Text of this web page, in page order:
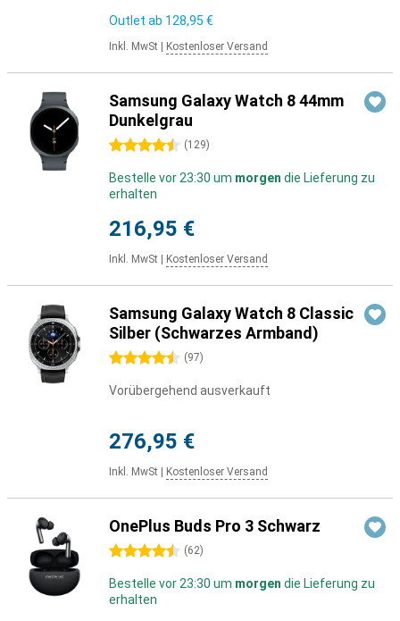
Outlet ab 128,95 €
Inkl. MwSt Kostenloser Versand
Samsung Galaxy Watch 8 44mm
Dunkelgrau
4.5 Sterne (129)
Bestelle vor 23:30 um morgen die Lieferung zu
erhalten
216,95 €
Inkl. MwSt Kostenloser Versand
Samsung Galaxy Watch 8 Classic
Silber (Schwarzes Armband)
4.5 Sterne (97)
Vorübergehend ausverkauft
276,95 €
Inkl. MwSt Kostenloser Versand
OnePlus Buds Pro 3 Schwarz
4.5 Sterne (62)
Bestelle vor 23:30 um morgen die Lieferung zu
erhalten